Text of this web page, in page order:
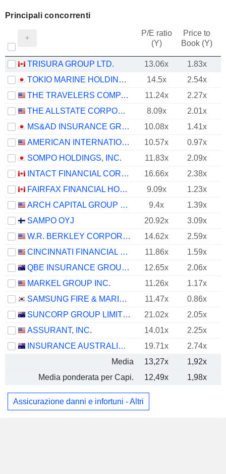
Principali concorrenti
P/E ratio
(Y)
Price to
Book (Y)
TRISURA GROUP LTD. 13.06x
1.83x
TOKIO MARINE HOLDINGS, INC.
14.5x
2.54x
THE TRAVELERS COMPANIES, INC.
11.24x
2.27x
THE ALLSTATE CORPORATION
8.09x
2.01x
MS&AD INSURANCE GROUP HOLDINGS, INC.
10.08x
1.41x
AMERICAN INTERNATIONAL GROUP, INC.
10.57x
0.97x
SOMPO HOLDINGS, INC.
11.83x
2.09x
INTACT FINANCIAL CORPORATION
16.66x
2.38x
FAIRFAX FINANCIAL HOLDINGS LIMITED
9.09x
1.23x
ARCH CAPITAL GROUP LTD.
9.4x
1.39x
SAMPO OYJ
20.92x
3.09x
W.R. BERKLEY CORPORATION
14.62x
2.59x
CINCINNATI FINANCIAL CORPORATION
11.86x
1.59x
QBE INSURANCE GROUP LIMITED
12.65x
2.06x
MARKEL GROUP INC.
11.26x
1.17x
SAMSUNG FIRE & MARINE INSURANCE CO., LTD.
11.47x
0.86x
SUNCORP GROUP LIMITED
21.02x
2.05x
ASSURANT, INC.
14.01x
2.25x
INSURANCE AUSTRALIA GROUP LIMITED
19.71x
2.74x
Media
13,27x
1,92x
Media ponderata per Capi.
12,49x 1,98x
Assicurazione danni e infortuni - Altri